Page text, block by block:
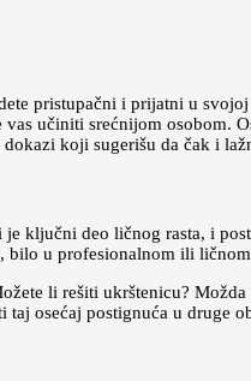
pristupačni i prijatni u
učiniti srećnijom osobom.
koji sugerišu da čak i
je ključni deo ličnog rasta, i
u profesionalnom ili
li rešiti ukrštenicu?
taj osećaj postignuća u druge